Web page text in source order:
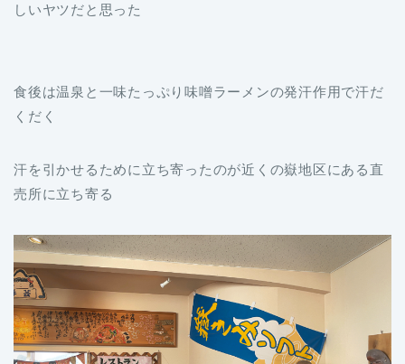
しいヤツだと思った
食後は温泉と一味たっぷり味噌ラーメンの発汗作用で汗だ
くだく
汗を引かせるために立ち寄ったのが近くの嶽地区にある直
売所に立ち寄る